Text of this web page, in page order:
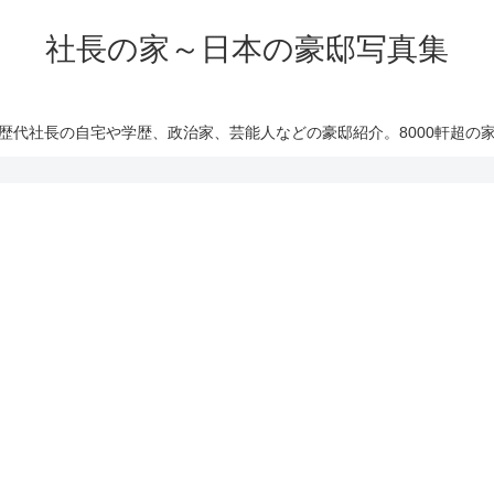
社長の家～日本の豪邸写真集
代社長の自宅や学歴、政治家、芸能人などの豪邸紹介。8000軒超の家